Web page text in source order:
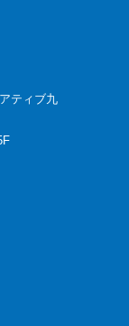
ティブ九